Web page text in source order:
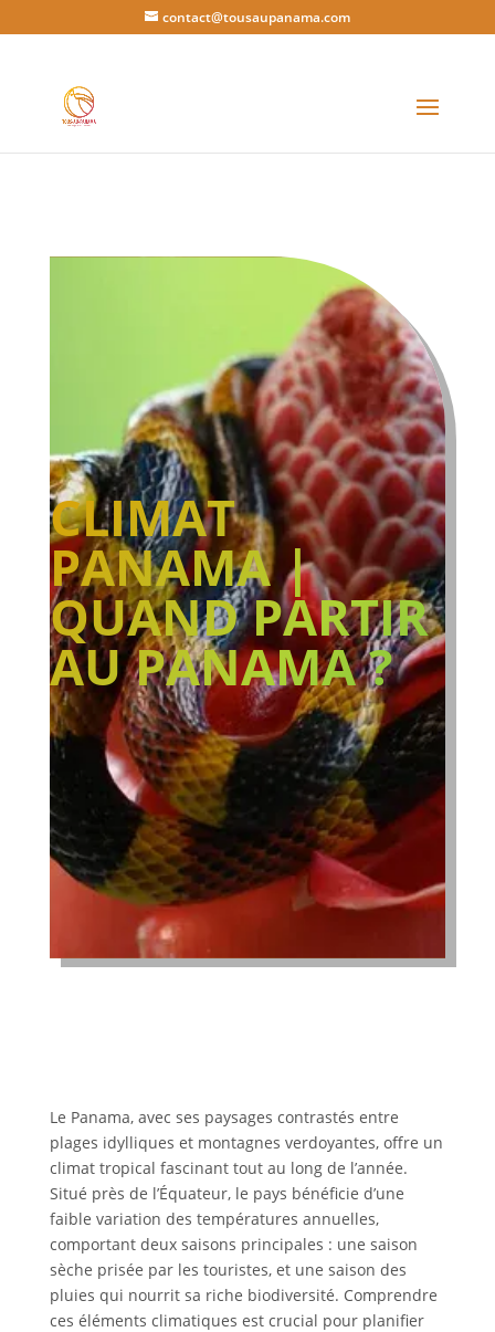
contact@tousaupanama.com
CLIMAT
PANAMA |
QUAND PARTIR
AU PANAMA ?
Le Panama, avec ses paysages contrastés entre
plages idylliques et montagnes verdoyantes, offre un
climat tropical fascinant tout au long de l’année.
Situé près de l’Équateur, le pays bénéficie d’une
faible variation des températures annuelles,
comportant deux saisons principales : une saison
sèche prisée par les touristes, et une saison des
pluies qui nourrit sa riche biodiversité. Comprendre
ces éléments climatiques est crucial pour planifier